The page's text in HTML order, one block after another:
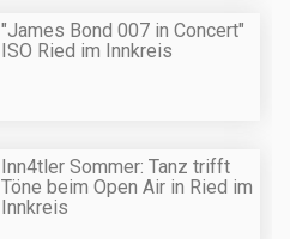
"James Bond 007 in Concert"
ISO Ried im Innkreis
Inn4tler Sommer: Tanz trifft
Töne beim Open Air in Ried im
Innkreis